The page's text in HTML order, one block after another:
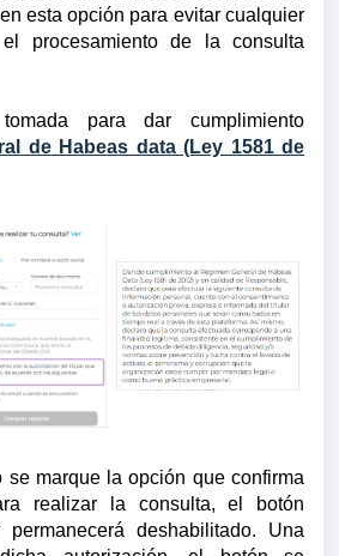
esta opción para evitar cualquier
procesamiento de la consulta
para dar cumplimiento
de Habeas data (Ley 1581 de
se marque la opción que confirma
realizar la consulta, el botón
permanecerá deshabilitado. Una